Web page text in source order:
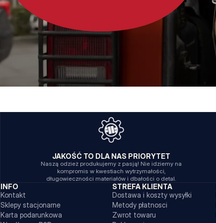
JAKOŚĆ TO DLA NAS PRIORYTET
Naszą odzież produkujemy z pasją! Nie idziemy na
kompromis w kwestiach wytrzymałości,
długowieczności materiałów i dbałości o detal.
INFO
Kontakt
Sklepy stacjonarne
Karta podarunkowa
STREFA KLIENTA
Dostawa i koszty wysyłki
Metody płatnosci
Zwrot towaru